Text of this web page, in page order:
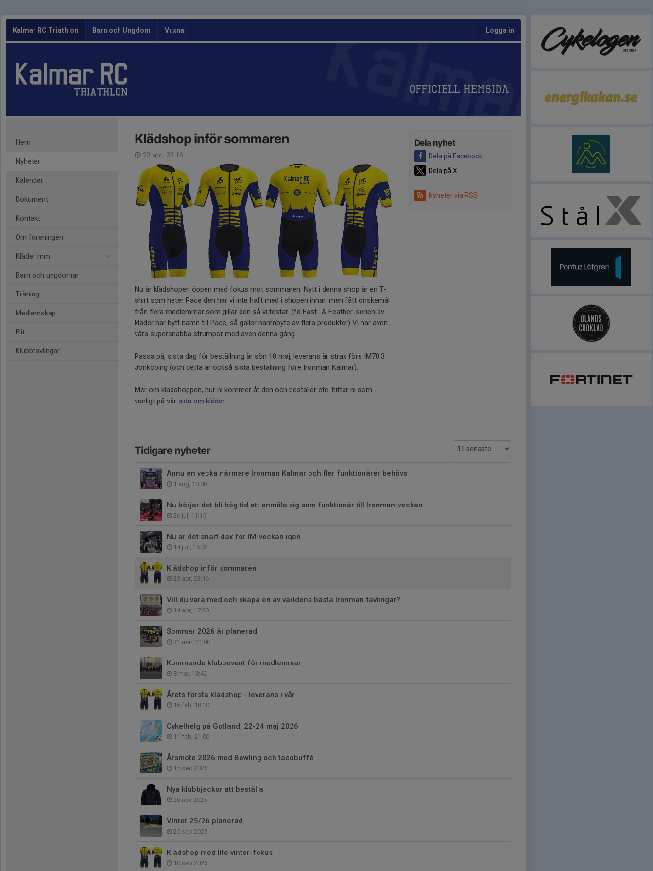
Kalmar RC Triathlon Barn och Ungdom Vuxna Logga in
Officiell hemsida
Hem
Nyheter
Kalender
Dokument
Kontakt
Om föreningen
Kläder mm
Barn och ungdomar
Träning
Medlemskap
Elit
Klubbtävlingar
Dela nyhet
Dela på Facebook
Dela på X
Nyheter via RSS
Klädshop inför sommaren
23 apr, 23:16
Nu är klädshopen öppen med fokus mot sommaren. Nytt i denna shop är en T-
shirt som heter Pace den har vi inte haft med i shopen innan men fått önskemål
från flera medlemmar som gillar den så vi testar. (fd Fast- & Feather-serien av
kläder har bytt namn till Pace, så gäller namnbyte av flera produkter) Vi har även
våra supersnabba strumpor med även denna gång.
Passa på, sista dag för beställning är sön 10 maj, leverans är strax före IM70.3
Jönköping (och detta är också sista beställning före Ironman Kalmar).
Mer om klädshoppen, hur ni kommer åt den och beställer etc. hittar ni som
vanligt på vår sida om kläder.
Tidigare nyheter
Ännu en vecka närmare Ironman Kalmar och fler funktionärer behövs
1 aug, 10:00
Nu börjar det bli hög tid att anmäla sig som funktionär till Ironman-veckan
26 jul, 11:15
Nu är det snart dax för IM-veckan igen
14 jun, 16:02
Klädshop inför sommaren
23 apr, 23:16
Vill du vara med och skapa en av världens bästa Ironman‑tävlingar?
14 apr, 17:30
Sommar 2026 är planerad!
31 mar, 21:00
Kommande klubbevent för medlemmar
8 mar, 18:42
Årets första klädshop - leverans i vår
16 feb, 18:10
Cykelhelg på Gotland, 22-24 maj 2026
11 feb, 21:00
Årsmöte 2026 med Bowling och tacobuffé
15 dec 2025
Nya klubbjackor att beställa
28 nov 2025
Vinter 25/26 planerad
25 sep 2025
Klädshop med lite vinter-fokus
10 sep 2025